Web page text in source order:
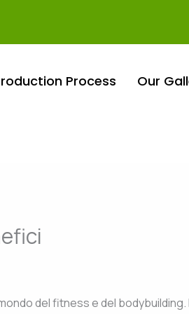
Process Our
del fitness e del